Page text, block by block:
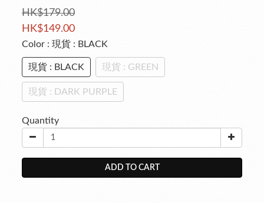
HK$179.00
HK$149.00
Color : 現貨 : BLACK
現貨 : BLACK 現貨 : GREEN
現貨 : DARK PURPLE
Quantity
ADD TO CART